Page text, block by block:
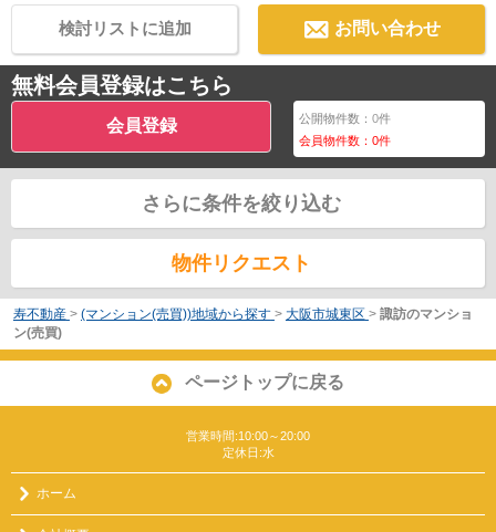
お問い合わせ
検討リストに追加
無料会員登録はこちら
会員登録 公開物件数：0件
会員物件数：0件
さらに条件を絞り込む
物件リクエスト
寿不動産 > (マンション(売買))地域から探す > 大阪市城東区 > 諏訪のマンショ
ン(売買)
ページトップに戻る
営業時間:10:00～20:00
定休日:水
ホーム